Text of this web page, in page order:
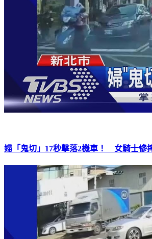
婦「鬼切」17秒擊落2機車！ 女騎士慘